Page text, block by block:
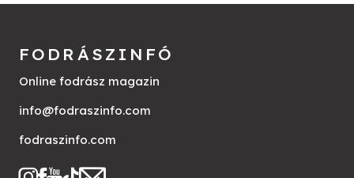
FODRÁSZINFÓ
Online fodrász magazin
info@fodraszinfo.com
fodraszinfo.com